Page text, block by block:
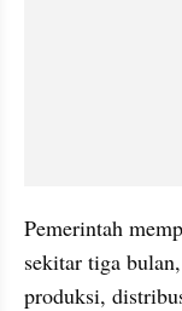
Pemerintah
sekitar tiga
produksi,